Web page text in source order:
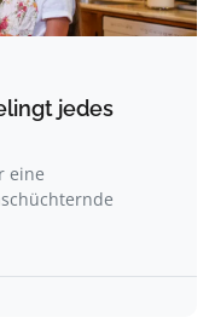
jedes
eine